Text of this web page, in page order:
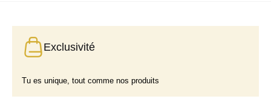
Exclusivité
Tu es unique, tout comme nos produits